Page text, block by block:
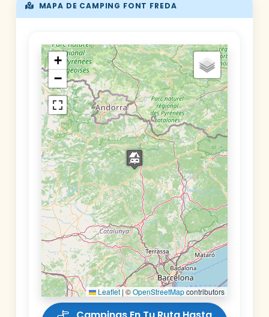
MAPA DE CAMPING FONT FREDA
+
−
Leaflet | ©OpenStreetMapcontributors